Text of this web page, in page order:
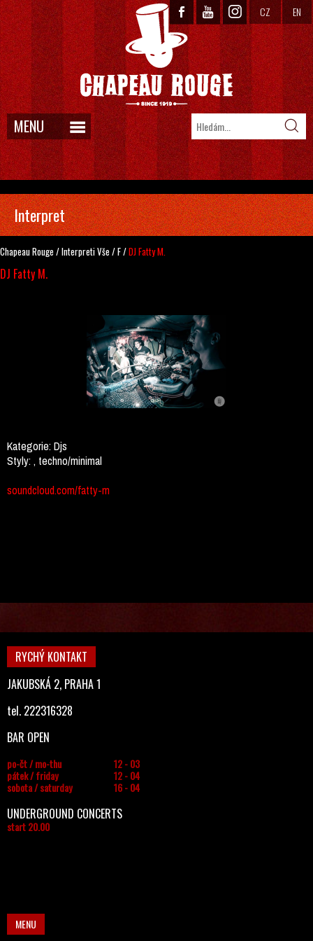
CZ EN
MENU
Interpret
Chapeau Rouge /InterpretiVše /F/DJ Fatty M.
DJ Fatty M.
Kategorie:Djs
Styly:, techno/minimal
soundcloud.com/fatty-m
RYCHÝ KONTAKT
JAKUBSKÁ 2, PRAHA 1
tel. 222316328
BAR OPEN
po-čt / mo-thu
12 - 03
pátek / friday
12 - 04
sobota / saturday
16 - 04
UNDERGROUND CONCERTS
start 20.00
MENU